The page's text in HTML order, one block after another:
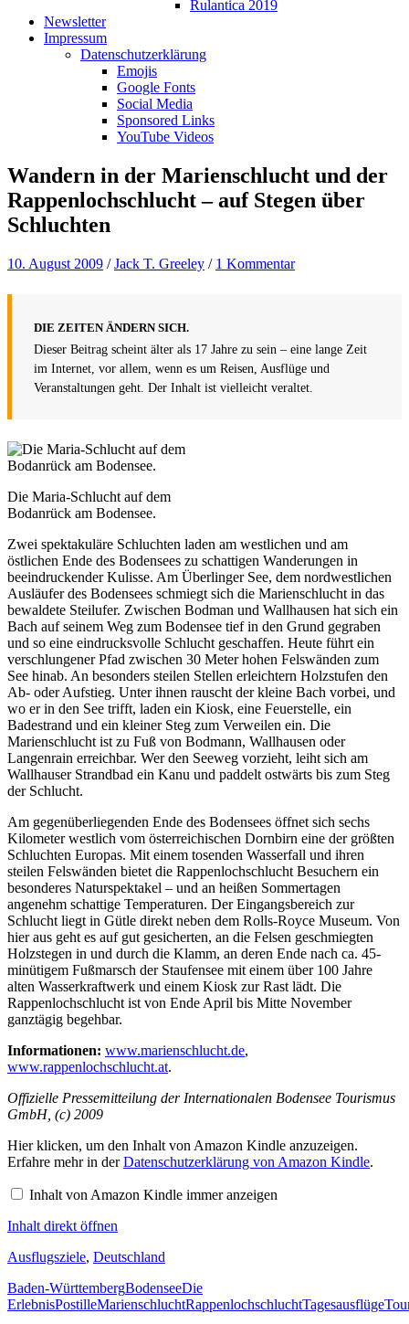
Rulantica 2019
Newsletter
Impressum
Datenschutzerklärung
Emojis
Google Fonts
Social Media
Sponsored Links
YouTube Videos
Wandern in der Marienschlucht und der
Rappenlochschlucht – auf Stegen über
Schluchten
10. August 2009 /Jack T. Greeley / 1 Kommentar
DIE ZEITEN ÄNDERN SICH.
Dieser Beitrag scheint älter als 17 Jahre zu sein – eine lange Zeit
im Internet, vor allem, wenn es um Reisen, Ausflüge und
Veranstaltungen geht. Der Inhalt ist vielleicht veraltet.
Die Maria-Schlucht auf dem
Bodanrück am Bodensee.
Zwei spektakuläre Schluchten laden am westlichen und am
östlichen Ende des Bodensees zu schattigen Wanderungen in
beeindruckender Kulisse. Am Überlinger See, dem nordwestlichen
Ausläufer des Bodensees schmiegt sich die Marienschlucht in das
bewaldete Steilufer. Zwischen Bodman und Wallhausen hat sich ein
Bach auf seinem Weg zum Bodensee tief in den Grund gegraben
und so eine eindrucksvolle Schlucht geschaffen. Heute führt ein
verschlungener Pfad zwischen 30 Meter hohen Felswänden zum
See hinab. An besonders steilen Stellen erleichtern Holzstufen den
Ab- oder Aufstieg. Unter ihnen rauscht der kleine Bach vorbei, und
wo er in den See trifft, laden ein Kiosk, eine Feuerstelle, ein
Badestrand und ein kleiner Steg zum Verweilen ein. Die
Marienschlucht ist zu Fuß von Bodmann, Wallhausen oder
Langenrain erreichbar. Wer den Seeweg vorzieht, leiht sich am
Wallhauser Strandbad ein Kanu und paddelt ostwärts bis zum Steg
der Schlucht.
Am gegenüberliegenden Ende des Bodensees öffnet sich sechs
Kilometer westlich vom österreichischen Dornbirn eine der größten
Schluchten Europas. Mit einem tosenden Wasserfall und ihren
steilen Felswänden bietet die Rappenlochschlucht Besuchern ein
besonderes Naturspektakel – und an heißen Sommertagen
angenehm schattige Temperaturen. Der Eingangsbereich zur
Schlucht liegt in Gütle direkt neben dem Rolls-Royce Museum. Von
hier aus geht es auf gut gesicherten, an die Felsen geschmiegten
Holzstegen in und durch die Klamm, an deren Ende nach ca. 45-
minütigem Fußmarsch der Staufensee mit einem über 100 Jahre
alten Wasserkraftwerk und einem Kiosk zur Rast lädt. Die
Rappenlochschlucht ist von Ende April bis Mitte November
ganztägig begehbar.
Informationen: www.marienschlucht.de,
www.rappenlochschlucht.at.
Offizielle Pressemitteilung der Internationalen Bodensee Tourismus
GmbH, (c) 2009
Inhalt
von
Amazon
anzeigen
Hier klicken, um den Inhalt von Amazon Kindle anzuzeigen.
Erfahre mehr in derDatenschutzerklärung von Amazon Kindle.
Inhalt von Amazon Kindle immer anzeigen
Inhalt direkt öffnen
Ausflugsziele, Deutschland
Baden-WürttembergBodenseeDie
ErlebnisPostilleMarienschluchtRappenlochschluchtTagesausflüge